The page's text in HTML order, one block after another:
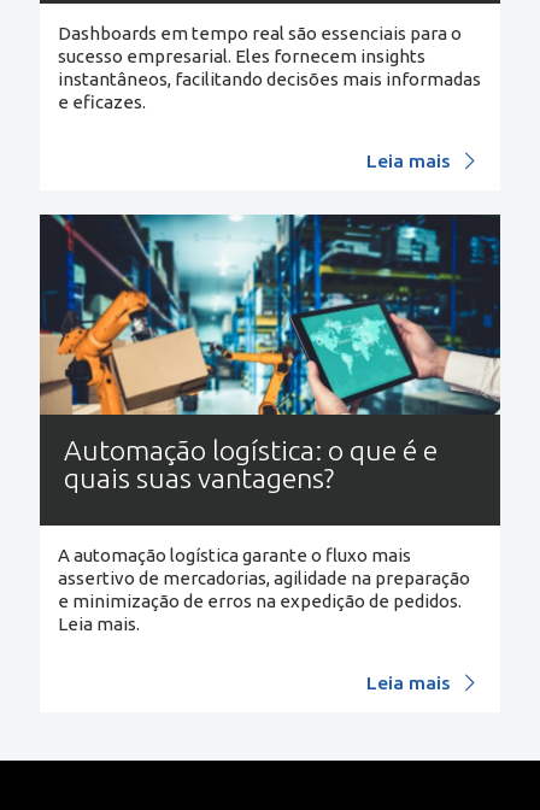
Dashboards em tempo real são essenciais para o
sucesso empresarial. Eles fornecem insights
instantâneos, facilitando decisões mais informadas
e eficazes.
Leia mais
Automação logística: o que é e
quais suas vantagens?
A automação logística garante o fluxo mais
assertivo de mercadorias, agilidade na preparação
e minimização de erros na expedição de pedidos.
Leia mais.
Leia mais